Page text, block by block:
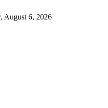
August 6, 2026